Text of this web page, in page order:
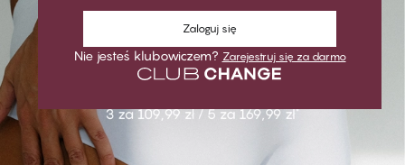
Zaloguj się
Nie jesteś klubowiczem? Zarejestruj się za darmo